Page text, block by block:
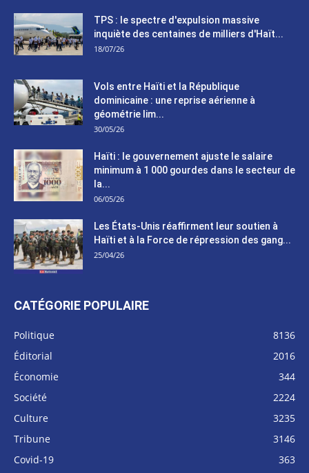
TPS : le spectre d'expulsion massive
inquiète des centaines de milliers d'Haït...
18/07/26
Vols entre Haïti et la République
dominicaine : une reprise aérienne à
géométrie lim...
30/05/26
Haïti : le gouvernement ajuste le salaire
minimum à 1 000 gourdes dans le secteur de
la...
06/05/26
Les États-Unis réaffirment leur soutien à
Haïti et à la Force de répression des gang...
25/04/26
CATÉGORIE POPULAIRE
Politique
8136
Éditorial
2016
Économie
344
Société
2224
Culture
3235
Tribune
3146
Covid-19
363